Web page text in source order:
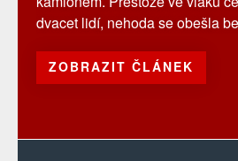
dvacet lidí, nehoda se obešla
ZOBRAZIT ČLÁNEK